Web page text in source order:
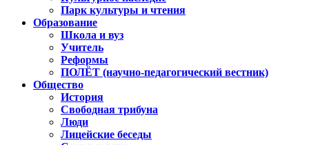
Парк культуры и чтения
Образование
Школа и вуз
Учитель
Реформы
ПОЛЁТ (научно-педагогический вестник)
Общество
История
Свободная трибуна
Люди
Лицейские беседы